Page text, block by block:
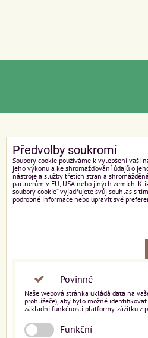
Předvolby soukromí
Soubory cookie používáme k vylepšení vaší
jeho výkonu a ke shromažďování údajů o
nástroje a služby třetích stran a
partnerům v EU, USA nebo jiných zemích.
soubory cookie“ vyjadřujete svůj souhlas s
podrobné informace nebo upravit své
Povinné
Naše webová stránka ukládá data na
prohlížeče), aby bylo možné
základní funkčnosti platformy, zážitku z
Funkční